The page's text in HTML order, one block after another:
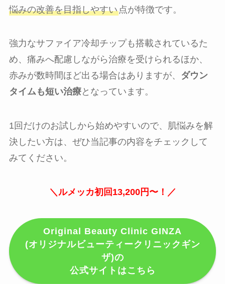
悩みの改善を目指しやすい点が特徴です。
強力なサファイア冷却チップも搭載されているた
め、痛みへ配慮しながら治療を受けられるほか、
赤みが数時間ほど出る場合はありますが、 ダウン
タイムも短い治療となっています。
1回だけのお試しから始めやすいので、肌悩みを解
決したい方は、ぜひ当記事の内容をチェックして
みてください。
＼ルメッカ初回13,200円〜！／
Original Beauty Clinic GINZA
(オリジナルビューティークリニックギン
ザ)の
公式サイトはこちら